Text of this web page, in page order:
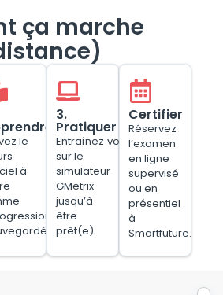
ça marche
le
à
3.
Pratiquer
Entraînez‑vous
sur le
simulateur
GMetrix
jusqu’à
être
prêt(e).
Certifier
Réservez
l’examen
en ligne
supervisé
ou en
présentiel
à
Smartfuture.